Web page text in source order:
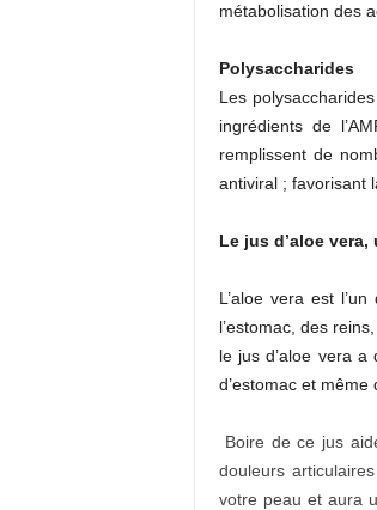
métabolisation des
Polysaccharides
Les
ingrédients de
remplissent de
antiviral ; favorisant
Le jus d’aloe
L’aloe vera est
l’estomac, des
le jus d’aloe vera a
d’estomac et même
Boire de ce jus
douleurs
votre peau et aura